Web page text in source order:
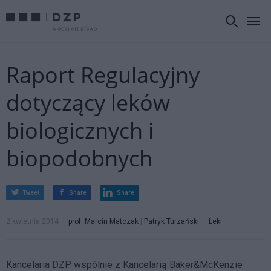
Raport Regulacyjny
dotyczący leków
biologicznych i
biopodobnych
Tweet Share Share
2 kwietnia 2014 prof. Marcin Matczak | Patryk Turzański Leki
Kancelaria DZP wspólnie z Kancelarią Baker&McKenzie